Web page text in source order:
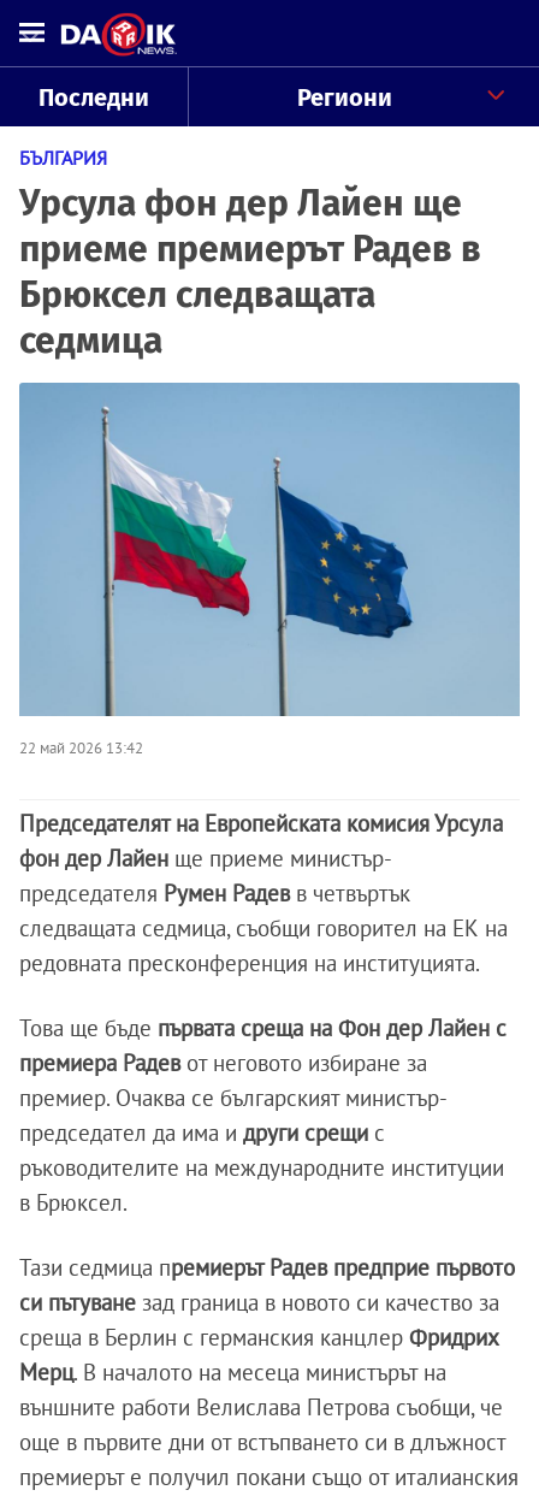
Последни Региони
БЪЛГАРИЯ
Урсула фон дер Лайен ще
приеме премиерът Радев в
Брюксел следващата
седмица
22 май 2026 13:42
Председателят на Европейската комисия Урсула
фон дер Лайен ще приеме министър-
председателя Румен Радевв четвъртък
следващата седмица, съобщи говорител на ЕК на
редовната пресконференция на институцията.
Това ще бъде първата среща на Фон дер Лайен с
премиера Радев от неговото избиране за
премиер. Очаква се българският министър-
председател да има и други срещи с
ръководителите на международните институции
в Брюксел.
Тази седмица премиерът Радев предприе първото
си пътуване зад граница в новото си качество за
среща в Берлин с германския канцлер Фридрих
Мерц. В началото на месеца министърът на
външните работи Велислава Петрова съобщи, че
още в първите дни от встъпването си в длъжност
премиерът е получил покани също от италианския